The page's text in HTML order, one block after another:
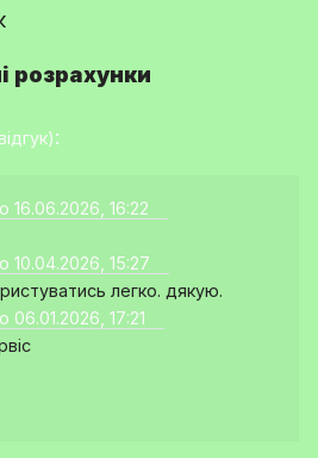
розрахунки
:
16.06.2026, 16:22
10.04.2026, 15:27
легко. дякую.
06.01.2026, 17:21